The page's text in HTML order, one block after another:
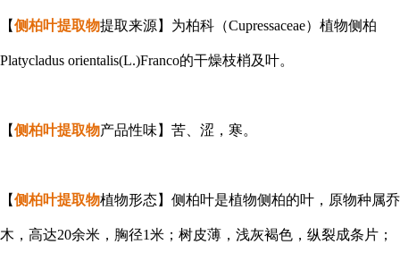
【侧柏叶提取物提取来源】为柏科（Cupressaceae）植物侧柏
Platycladus orientalis(L.)Franco的干燥枝梢及叶。
【侧柏叶提取物产品性味】苦、涩，寒。
【侧柏叶提取物植物形态】侧柏叶是植物侧柏的叶，原物种属乔
木，高达20余米，胸径1米；树皮薄，浅灰褐色，纵裂成条片；